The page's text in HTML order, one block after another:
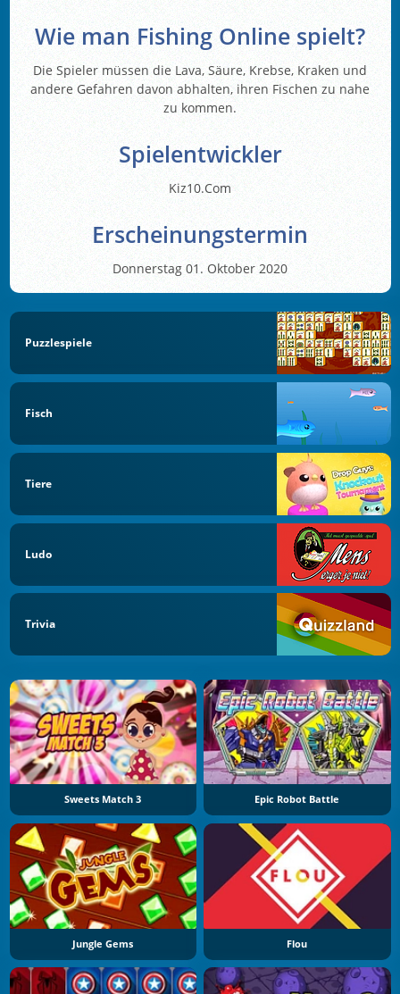
Wie man Fishing Online spielt?
Die Spieler müssen die Lava, Säure, Krebse, Kraken und
andere Gefahren davon abhalten, ihren Fischen zu nahe
zu kommen.
Spielentwickler
Kiz10.Com
Erscheinungstermin
Donnerstag 01. Oktober 2020
Puzzlespiele
Fisch
Tiere
Ludo
Trivia
Sweets Match 3 Epic Robot Battle
Jungle Gems Flou